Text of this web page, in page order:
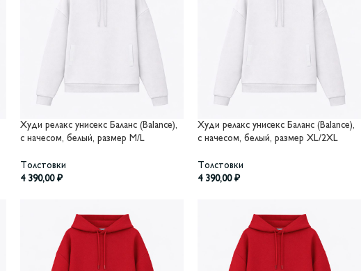
Худи релакс унисекс Баланс (Balance),
с начесом, белый, размер M/L
Толстовки
4 390,00 ₽
Худи релакс унисекс Баланс (Balance),
с начесом, белый, размер XL/2XL
Толстовки
4 390,00 ₽